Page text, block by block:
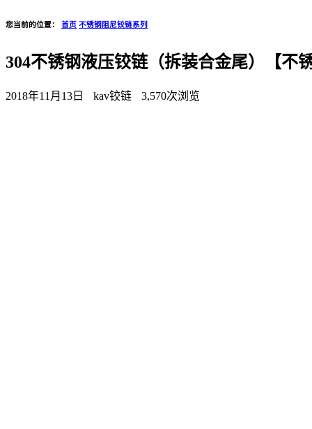
您当前的位置： 首页 不锈钢阻尼铰链系列
304不锈钢液压铰链（拆装合金尾）【不
2018年11月13日 kav铰链 3,570次浏览